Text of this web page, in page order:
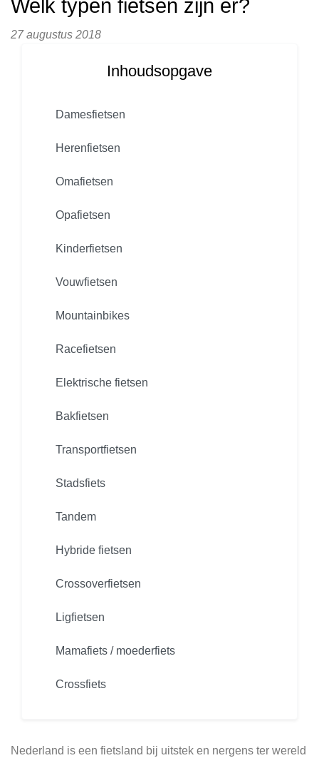
Welk typen fietsen zijn er?
27 augustus 2018
Inhoudsopgave
Damesfietsen
Herenfietsen
Omafietsen
Opafietsen
Kinderfietsen
Vouwfietsen
Mountainbikes
Racefietsen
Elektrische fietsen
Bakfietsen
Transportfietsen
Stadsfiets
Tandem
Hybride fietsen
Crossoverfietsen
Ligfietsen
Mamafiets / moederfiets
Crossfiets
Nederland is een fietsland bij uitstek en nergens ter wereld